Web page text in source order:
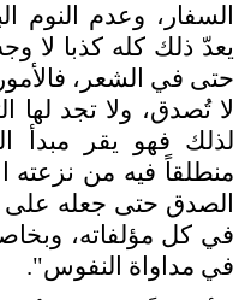
السفار، وعدم النوم
يعدّ ذلك كله كذبا لا
حتى في الشعر،
لا تُصدق، ولا تجد لها
لذلك فهو يقر مبدأ
منطلقاً فيه من نزعته
الصدق حتى جعله على
في كل مؤلفاته،
في مداواة النفوس".